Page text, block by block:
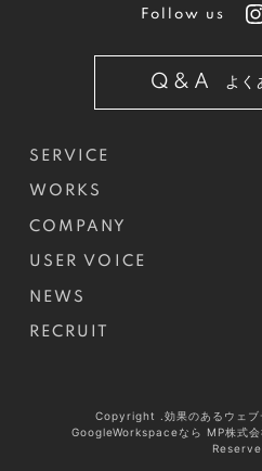
SERVICE
WORKS
COMPANY
USER VOICE
NEWS
RECRUIT
Follow us
Q&A よく
Copyright .効果のあるウェブ
GoogleWorkspaceなら MP株式